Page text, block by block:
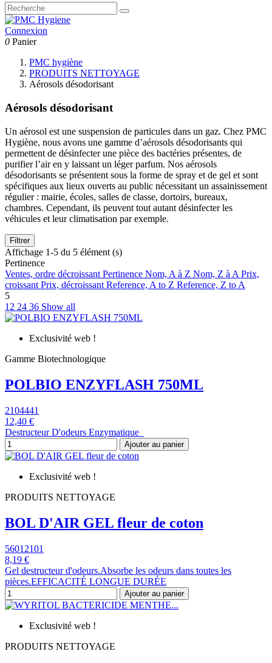
Connexion
0 Panier
PMC hygiène
PRODUITS NETTOYAGE
Aérosols désodorisant
Aérosols désodorisant
Un aérosol est une suspension de particules dans un gaz. Chez PMC
Hygiène, nous avons une gamme d’aérosols désodorisants qui
permettent de désinfecter une pièce des bactéries présentes, de
purifier l’air en y laissant un léger parfum. Nos aérosols
désodorisants se présentent sous la forme de spray et de gel et sont
spécifiques aux lieux ouverts au public nécessitant un assainissement
régulier : mairie, écoles, salles de classe, dortoirs, bureaux,
chambres. Cependant, ils peuvent tout autant désinfecter les
véhicules et leur climatisation par exemple.
Filtrer
Affichage 1-5 du 5 élément (s)
Pertinence
Ventes, ordre décroissant Pertinence Nom, A à Z Nom, Z à A Prix,
croissant Prix, décroissant Reference, A to Z Reference, Z to A
5
12 24 36 Show all
Exclusivité web !
Gamme Biotechnologique
POLBIO ENZYFLASH 750ML
2104441
12,40 €
Destructeur D'odeurs Enzymatique
Ajouter au panier
Exclusivité web !
PRODUITS NETTOYAGE
BOL D'AIR GEL fleur de coton
56012101
8,19 €
Gel destructeur d'odeurs.Absorbe les odeurs dans toutes les
pièces.EFFICACITÉ LONGUE DURÉE
Ajouter au panier
Exclusivité web !
PRODUITS NETTOYAGE